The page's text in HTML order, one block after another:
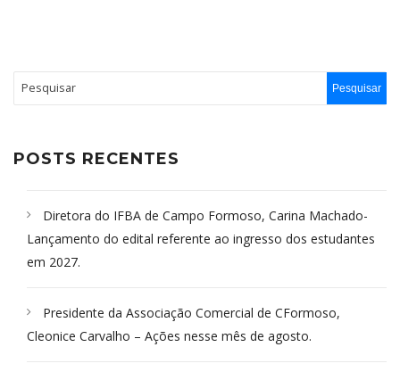
POSTS RECENTES
Diretora do IFBA de Campo Formoso, Carina Machado-
Lançamento do edital referente ao ingresso dos estudantes
em 2027.
Presidente da Associação Comercial de CFormoso,
Cleonice Carvalho – Ações nesse mês de agosto.